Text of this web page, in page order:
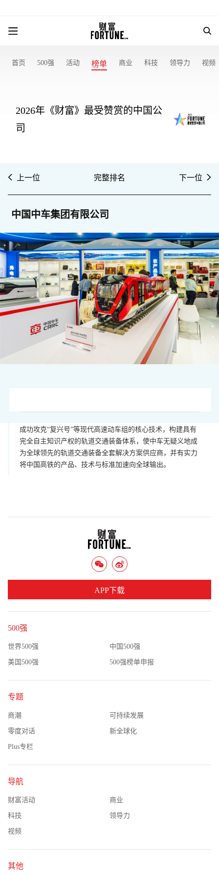
首页 500强 活动 榜单 商业 科技 领导力 视频
2026年《财富》最受赞赏的中国公
司
上一位 完整排名 下一位
中国中车集团有限公司
成功攻克“复兴号”等现代高速动车组的核心技术，构建具有
完全自主知识产权的轨道交通装备体系，使中车无疑义地成
为全球领先的轨道交通装备全套解决方案供应商，并有实力
将中国高铁的产品、技术与标准加速向全球输出。
500强
世界500强 中国500强
美国500强 500强榜单申报
专题
商潮 可持续发展
零度对话 新全球化
Plus专栏
导航
财富活动 商业
科技 领导力
视频
其他
APP下载